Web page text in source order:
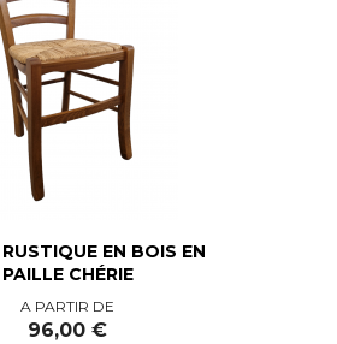
EN BOIS EN
PAILLE CHÉRIE
Prix
A PARTIR DE
96,00 €